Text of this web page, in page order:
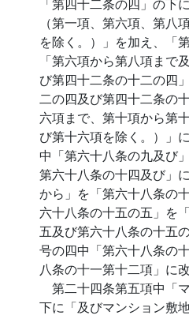
（第一項、第六項、第八
を除く。）」を加え、「
「第六項から第八項まで
び第四十二条の十二の四
二の四及び第四十二条の
六項まで、第十項から第
び第十六項を除く。）」
中「第六十八条の九及び
第六十八条の十四及び」
から」を「第六十八条の
六十八条の十五の五」を
五及び第六十八条の十五
号の四中「第六十八条の
八条の十一第十二項」に改
第二十四条第五項中「
下に「及びマンション敷